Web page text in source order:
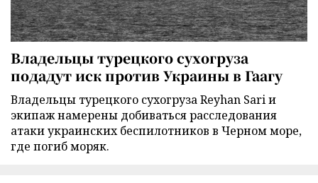
Владельцы турецкого сухогруза
подадут иск против Украины в Гаагу
Владельцы турецкого сухогруза Reyhan Sari и
экипаж намерены добиваться расследования
атаки украинских беспилотников в Черном море,
где погиб моряк.